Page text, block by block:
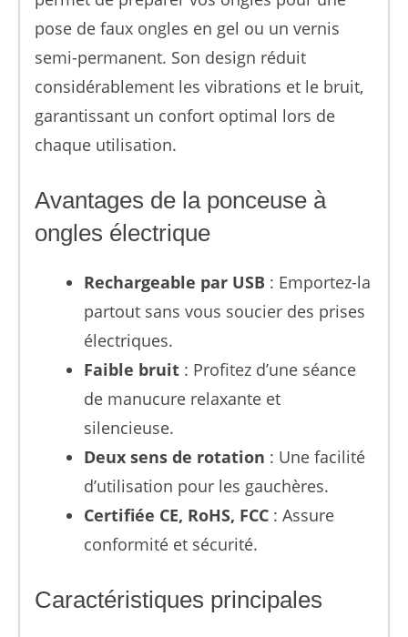
pose de faux ongles en gel ou un vernis
semi-permanent. Son design réduit
considérablement les vibrations et le bruit,
garantissant un confort optimal lors de
chaque utilisation.
Avantages de la ponceuse à
ongles électrique
Rechargeable par USB : Emportez-la
partout sans vous soucier des prises
électriques.
Faible bruit : Profitez d’une séance
de manucure relaxante et
silencieuse.
Deux sens de rotation : Une facilité
d’utilisation pour les gauchères.
Certifiée CE, RoHS, FCC : Assure
conformité et sécurité.
Caractéristiques principales